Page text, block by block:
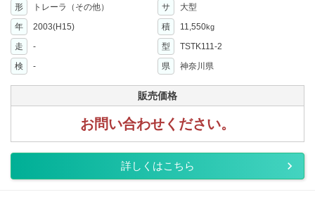
形 トレーラ（その他） サ
大型
年
2003(H15) 積 11,550kg
走 - 型
TSTK111-2
検
- 県 神奈川県
販売価格
お問い合わせください。
詳しくはこちら